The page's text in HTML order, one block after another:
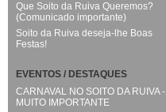
Que Soito da Ruiva Queremos?
(Comunicado importante)
Soito da Ruiva deseja-lhe Boas
Festas!
EVENTOS / DESTAQUES
CARNAVAL NO SOITO DA RUIVA -
MUITO IMPORTANTE